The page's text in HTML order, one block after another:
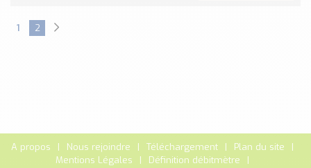
1 2
A propos Nous rejoindre Téléchargement
Plan du site
Mentions Légales
Définition débitmètre